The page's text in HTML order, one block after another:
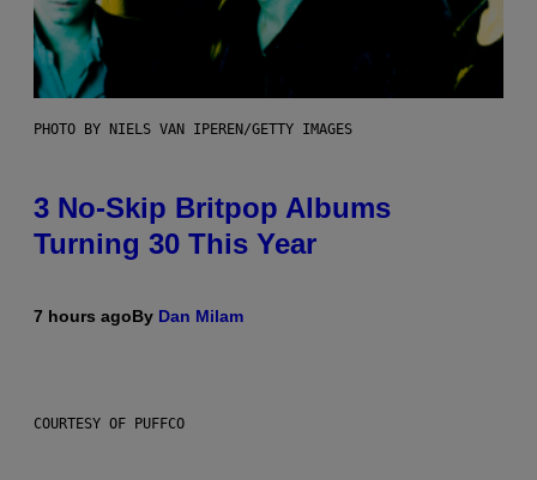
PHOTO BY NIELS VAN IPEREN/GETTY IMAGES
3 No-Skip Britpop Albums
Turning 30 This Year
7 hours agoBy Dan Milam
COURTESY OF PUFFCO